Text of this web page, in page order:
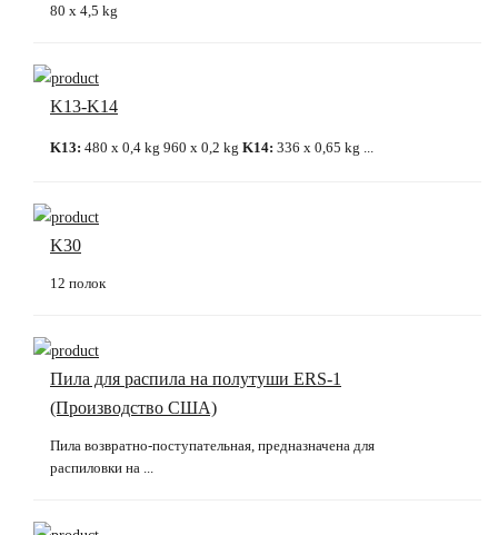
80 x 4,5 kg
K13-K14
K13: 480 x 0,4 kg 960 x 0,2 kg K14: 336 x 0,65 kg ...
K30
12 полок
Пила для распила на полутуши ERS-1
(Производство США)
Пила возвратно-поступательная, предназначена для
распиловки на ...